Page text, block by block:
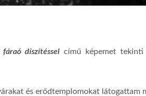
díszítéssel című képemet tekinti
és erődtemplomokat látogattam